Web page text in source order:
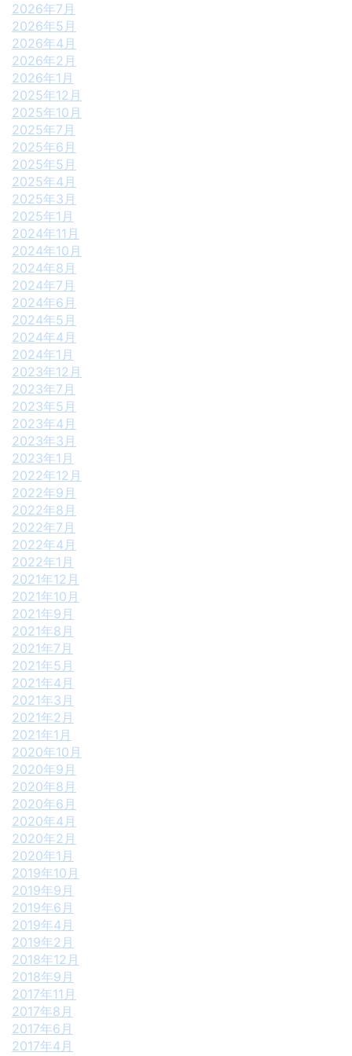
2026年7月
2026年5月
2026年4月
2026年2月
2026年1月
2025年12月
2025年10月
2025年7月
2025年6月
2025年5月
2025年4月
2025年3月
2025年1月
2024年11月
2024年10月
2024年8月
2024年7月
2024年6月
2024年5月
2024年4月
2024年1月
2023年12月
2023年7月
2023年5月
2023年4月
2023年3月
2023年1月
2022年12月
2022年9月
2022年8月
2022年7月
2022年4月
2022年1月
2021年12月
2021年10月
2021年9月
2021年8月
2021年7月
2021年5月
2021年4月
2021年3月
2021年2月
2021年1月
2020年10月
2020年9月
2020年8月
2020年6月
2020年4月
2020年2月
2020年1月
2019年10月
2019年9月
2019年6月
2019年4月
2019年2月
2018年12月
2018年9月
2017年11月
2017年8月
2017年6月
2017年4月